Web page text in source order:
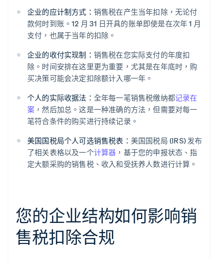
企业的应计制方式： 销售税在产生当年扣除，无论付
款何时到账。12 月 31 日开具的账单即使是在次年 1 月
支付，也属于当年的扣除。
企业的收付实现制： 销售税在您实际支付的年度扣
除。时间安排在这里更为重要，尤其是在年底时，购
买决策可能会决定扣除额计入哪一年。
个人的实际收据法： 全年每一笔销售税缴纳都记录在
案 ，然后加总。这是一种准确的方法，但需要对每一
笔符合条件的购买进行持续记录。
美国国税局个人可选销售税表： 美国国税局 (IRS) 发布
了相关表格以及一个计算器 ，基于您的申报状态、指
定大额采购的销售税、收入和受抚养人数进行计算。
您的企业结构如何影响销
售税扣除合规